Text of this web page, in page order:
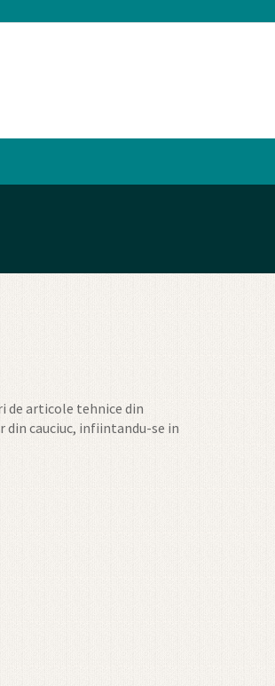
de articole tehnice din
din cauciuc, infiintandu-se in